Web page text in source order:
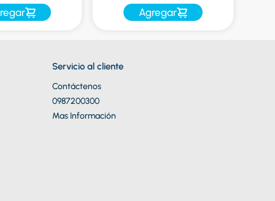
Agregar
Servicio al cliente
Contáctenos
0987200300
Mas Información